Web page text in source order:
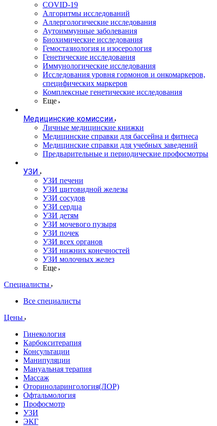
COVID-19
Алгоритмы исследований
Аллергологические исследования
Аутоиммунные заболевания
Биохимические исследования
Гемостазиология и изосерология
Генетические исследования
Иммунологические исследования
Исследования уровня гормонов и онкомаркеров,
специфических маркеров
Комплексные генетические исследования
Еще
Медицинские комиссии
Личные медицинские книжки
Медицинские справки для бассейна и фитнеса
Медицинские справки для учебных заведений
Предварительные и периодические профосмотры
УЗИ
УЗИ печени
УЗИ щитовидной железы
УЗИ сосудов
УЗИ сердца
УЗИ детям
УЗИ мочевого пузыря
УЗИ почек
УЗИ всех органов
УЗИ нижних конечностей
УЗИ молочных желез
Еще
Специалисты
Все специалисты
Цены
Гинекология
Карбокситерапия
Консультации
Манипуляции
Мануальная терапия
Массаж
Оториноларингология(ЛОР)
Офтальмология
Профосмотр
УЗИ
ЭКГ